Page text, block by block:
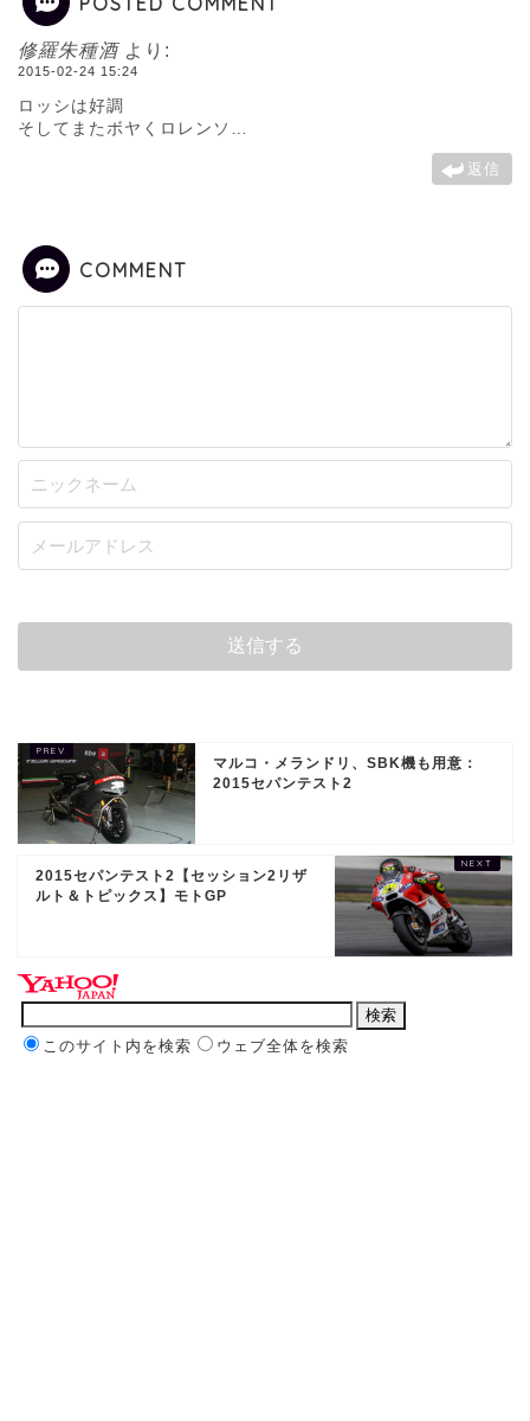
修羅朱種酒 より:
2015-02-24 15:24
ロッシは好調
そしてまたボヤくロレンソ…
返信
COMMENT
マルコ・メランドリ、SBK機も用意：
2015セパンテスト2
2015セパンテスト2【セッション2リザ
ルト＆トピックス】モトGP
このサイト内を検索 ウェブ全体を検索